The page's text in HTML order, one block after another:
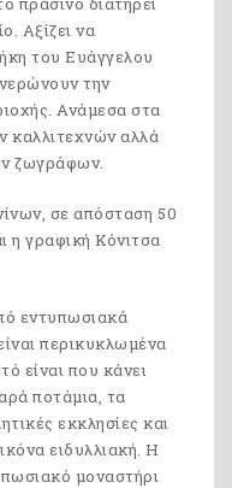
Αξίζει να
του Ευάγγελου
την
Ανάμεσα στα
καλλιτεχνών αλλά
ζωγράφων.
σε απόσταση 50
η γραφική Κόνιτσα
εντυπωσιακά
περικυκλωμένα
είναι που κάνει
ποτάμια, τα
εκκλησίες και
ειδυλλιακή. Η
μοναστήρι